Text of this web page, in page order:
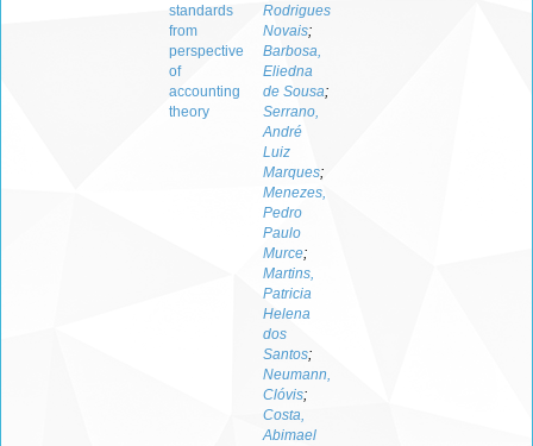
standards
from
perspective
of
accounting
theory
Rodrigues
Novais;
Barbosa,
Eliedna
de Sousa;
Serrano,
André
Luiz
Marques;
Menezes,
Pedro
Paulo
Murce;
Martins,
Patricia
Helena
dos
Santos;
Neumann,
Clóvis;
Costa,
Abimael